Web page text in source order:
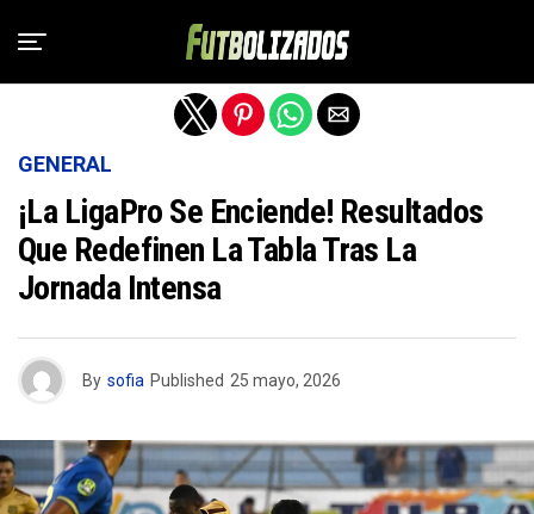
GENERAL
¡La LigaPro Se Enciende! Resultados
Que Redefinen La Tabla Tras La
Jornada Intensa
By sofia Published 25 mayo, 2026
Salir de la versión móvil